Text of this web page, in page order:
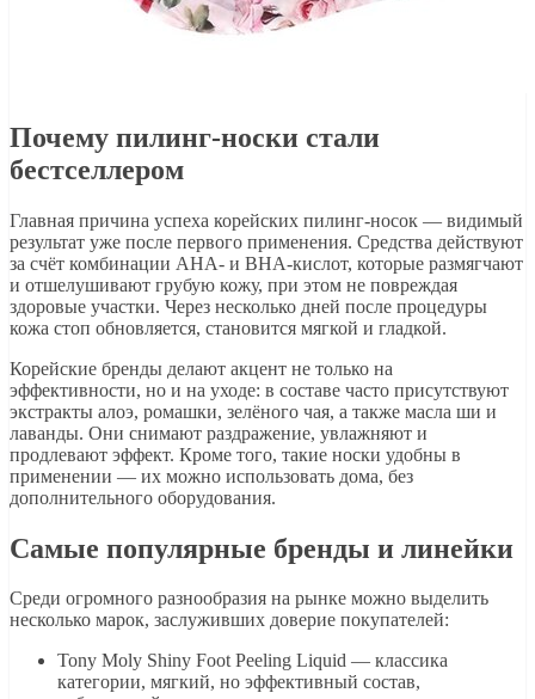
Почему пилинг-носки стали
бестселлером
Главная причина успеха корейских пилинг-носок — видимый
результат уже после первого применения. Средства действуют
за счёт комбинации AHA- и BHA-кислот, которые размягчают
и отшелушивают грубую кожу, при этом не повреждая
здоровые участки. Через несколько дней после процедуры
кожа стоп обновляется, становится мягкой и гладкой.
Корейские бренды делают акцент не только на
эффективности, но и на уходе: в составе часто присутствуют
экстракты алоэ, ромашки, зелёного чая, а также масла ши и
лаванды. Они снимают раздражение, увлажняют и
продлевают эффект. Кроме того, такие носки удобны в
применении — их можно использовать дома, без
дополнительного оборудования.
Самые популярные бренды и линейки
Среди огромного разнообразия на рынке можно выделить
несколько марок, заслуживших доверие покупателей:
Tony Moly Shiny Foot Peeling Liquid — классика
категории, мягкий, но эффективный состав,